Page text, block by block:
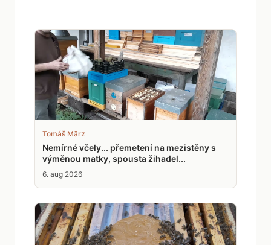
Tomáš März
Nemírné včely... přemetení na mezistěny s
výměnou matky, spousta žihadel...
6. aug 2026